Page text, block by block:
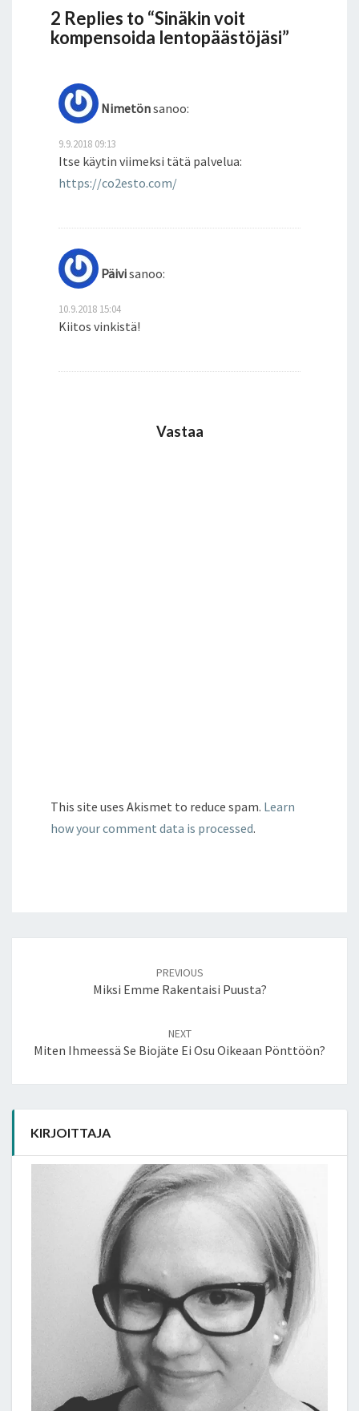
2 Replies to “Sinäkin voit
kompensoida lentopäästöjäsi”
Nimetönsanoo:
9.9.2018 09:13
Itse käytin viimeksi tätä palvelua:
https://co2esto.com/
Päivisanoo:
10.9.2018 15:04
Kiitos vinkistä!
Vastaa
This site uses Akismet to reduce spam. Learn
how your comment data is processed.
PREVIOUS
Miksi Emme Rakentaisi Puusta?
NEXT
Miten Ihmeessä Se Biojäte Ei Osu Oikeaan Pönttöön?
KIRJOITTAJA